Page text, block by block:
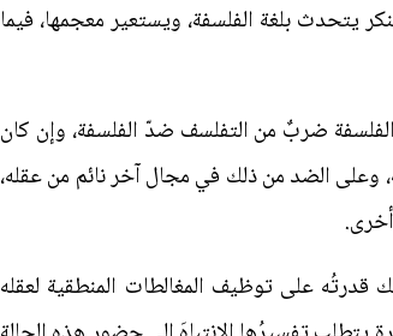
يتحدث بلغة الفلسفة، ويستعير معجمها، فيما
ضربٌ من التفلسف ضدّ الفلسفة، وإن كان
وعلى الضد من ذلك في مجال آخر نائم من عقله،
قدرتُه على توظيف المغالطات المنطقية لعقله